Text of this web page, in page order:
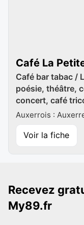
Café La
Café bar tabac /
poésie, théâtre,
concert, café
Auxerrois :
Voir la fiche
Recevez
My89.fr